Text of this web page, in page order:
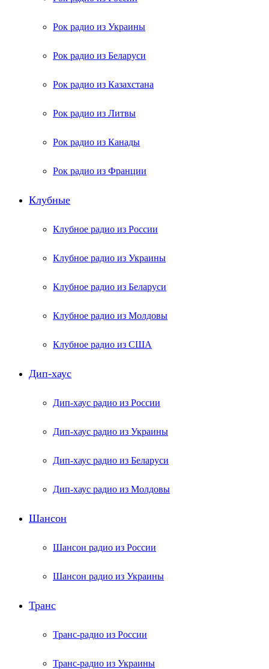
Рок радио из Украины
Рок радио из Беларуси
Рок радио из Казахстана
Рок радио из Литвы
Рок радио из Канады
Рок радио из Франции
Клубные
Клубное радио из России
Клубное радио из Украины
Клубное радио из Беларуси
Клубное радио из Молдовы
Клубное радио из США
Дип-хаус
Дип-хаус радио из России
Дип-хаус радио из Украины
Дип-хаус радио из Беларуси
Дип-хаус радио из Молдовы
Шансон
Шансон радио из России
Шансон радио из Украины
Транс
Транс-радио из России
Транс-радио из Украины